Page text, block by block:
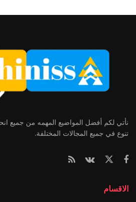
نأتي لكم أفضل المواضيع المهمه من جميع
تنوع في جميع المجالات المختلفة.
الاقسام